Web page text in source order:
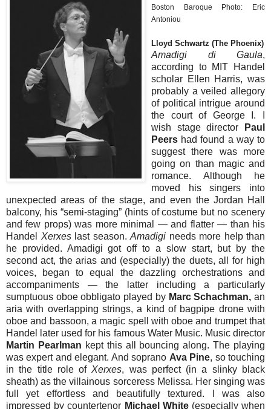
Boston Baroque Photo: Eric
Antoniou
Lloyd Schwartz (The Phoenix)
Amadigi di Gaula,
according to MIT Handel
scholar Ellen Harris, was
probably a veiled allegory
of political intrigue around
the court of George I. I
wish stage director Paul
Peers had found a way to
suggest there was more
going on than magic and
romance. Although he
moved his singers into
unexpected areas of the stage, and even the Jordan Hall
balcony, his “semi-staging” (hints of costume but no scenery
and few props) was more minimal — and flatter — than his
Handel Xerxeslast season. Amadigi needs more help than
he provided. Amadigi got off to a slow start, but by the
second act, the arias and (especially) the duets, all for high
voices, began to equal the dazzling orchestrations and
accompaniments — the latter including a particularly
sumptuous oboe obbligato played by Marc Schachman, an
aria with overlapping strings, a kind of bagpipe drone with
oboe and bassoon, a magic spell with oboe and trumpet that
Handel later used for his famous Water Music. Music director
Martin Pearlman kept this all bouncing along. The playing
was expert and elegant. And soprano Ava Pine, so touching
in the title role ofXerxes, was perfect (in a slinky black
sheath) as the villainous sorceress Melissa. Her singing was
full yet effortless and beautifully textured. I was also
impressed by countertenor Michael White(especially when